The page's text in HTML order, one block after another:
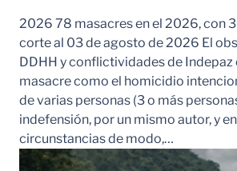
2026 78 masacres en el 2026, con
corte al 03 de agosto de 2026 El
DDHH y conflictividades de
masacre como el homicidio
de varias personas (3 o más
indefensión, por un mismo autor, y
circunstancias de modo,…